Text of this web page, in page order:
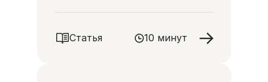
Статья 10 минут